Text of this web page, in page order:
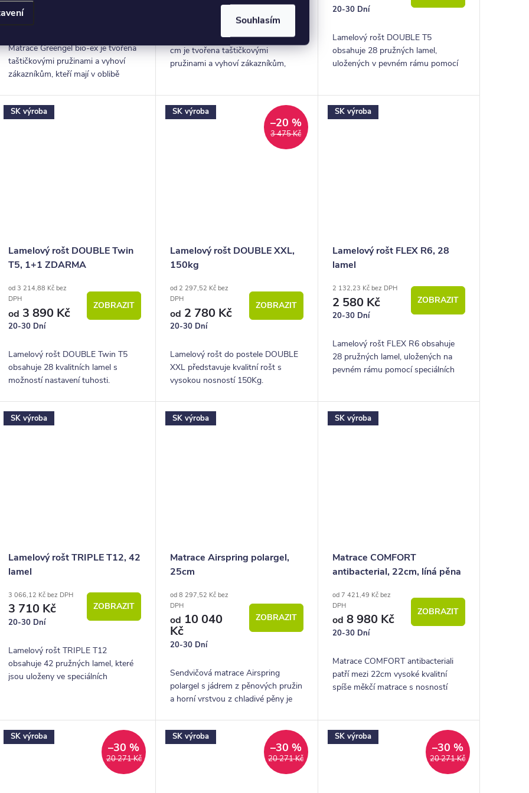
Souhlasím
7 710 Kč
Matrace Greengel bio-ex je tvořena
taštičkovými pružinami a vyhoví
zákazníkům, kteří mají v oblibě
Sanitized.
Matrace Greengel bio-ex 80x200
cm je tvořena taštičkovými
pružinami a vyhoví zákazníkům,
20-30 Dní
Lamelový rošt DOUBLE T5
obsahuje 28 pružných lamel,
uložených v pevném rámu pomocí
SK výroba
Lamelový rošt DOUBLE Twin
T5, 1+1 ZDARMA
od 3 214,88 Kč bez
DPH
od 3 890 Kč
20-30 Dní
ZOBRAZIT
Lamelový rošt DOUBLE Twin T5
obsahuje 28 kvalitních lamel s
možností nastavení tuhosti.
SK výroba
3 475 Kč
–20 %
Lamelový rošt DOUBLE XXL,
150kg
od 2 297,52 Kč bez
DPH
od 2 780 Kč
20-30 Dní
ZOBRAZIT
Lamelový rošt do postele DOUBLE
XXL představuje kvalitní rošt s
vysokou nosností 150Kg.
SK výroba
Lamelový rošt FLEX R6, 28
lamel
2 132,23 Kč bez DPH
2 580 Kč
20-30 Dní
ZOBRAZIT
Lamelový rošt FLEX R6 obsahuje
28 pružných lamel, uložených na
pevném rámu pomocí speciálních
SK výroba
Lamelový rošt TRIPLE T12, 42
lamel
3 066,12 Kč bez DPH
3 710 Kč
20-30 Dní
ZOBRAZIT
Lamelový rošt TRIPLE T12
obsahuje 42 pružných lamel, které
jsou uloženy ve speciálních
SK výroba
Matrace Airspring polargel,
25cm
od 8 297,52 Kč bez
DPH
od 10 040
Kč
20-30 Dní
ZOBRAZIT
Sendvičová matrace Airspring
polargel s jádrem z pěnových pružin
a horní vrstvou z chladivé pěny je
SK výroba
Matrace COMFORT
antibacterial, 22cm, líná pěna
od 7 421,49 Kč bez
DPH
od 8 980 Kč
20-30 Dní
ZOBRAZIT
Matrace COMFORT antibacteriali
patří mezi 22cm vysoké kvalitní
spíše měkčí matrace s nosností
SK výroba
20 271 Kč
–30 %
SK výroba
20 271 Kč
–30 %
SK výroba
20 271 Kč
–30 %